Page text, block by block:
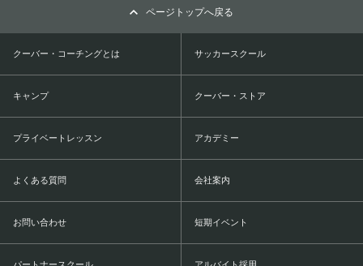
ページトップへ戻る
クーバー・コーチングとは サッカースクール
キャンプ クーバー・ストア
プライベートレッスン アカデミー
よくある質問 会社案内
お問い合わせ 短期イベント